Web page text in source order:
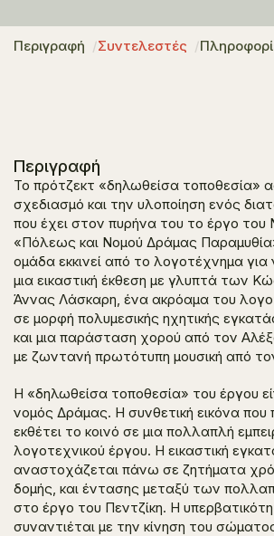
Περιγραφή Συντελεστές
Περιγραφή
Το πρότζεκτ «δηλωθείσα τοποθεσία»
σχεδιασμό και την υλοποίηση ενός
που έχει στον πυρήνα του το έργο του
«Πόλεως και Νομού Δράμας
ομάδα εκκινεί από το λογοτέχνημα για
μια εικαστική έκθεση με γλυπτά των
Άννας Λάσκαρη, ένα ακρόαμα του
σε μορφή πολυμεσικής ηχητικής
και μια παράσταση χορού από τον
με ζωντανή πρωτότυπη μουσική από
Η «δηλωθείσα τοποθεσία» του έργου
νομός Δράμας. Η συνθετική εικόνα που
εκθέτει το κοινό σε μια πολλαπλή
λογοτεχνικού έργου. Η εικαστική
αναστοχάζεται πάνω σε ζητήματα
δομής, και έντασης μεταξύ των
στο έργο του Πεντζίκη. Η
συναντιέται με την κίνηση του